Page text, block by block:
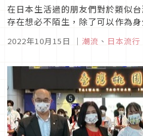
在日本生活過的朋友們對於類似
存在想必不陌生，除了可以作為
卡，全面統一使用個人編號卡，
2022年10月15日 ｜ 潮流 、 日本流行